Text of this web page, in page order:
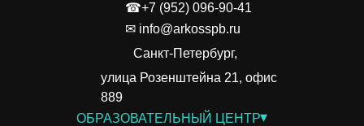
ОБРАЗОВАТЕЛЬНЫЙ ЦЕНТР▾
☎+7 (952) 096-90-41
✉ info@arkosspb.ru
Санкт-Петербург,
улица Розенштейна 21, офис
889